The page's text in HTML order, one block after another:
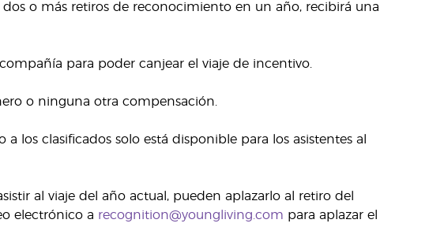
o más retiros de reconocimiento en un año, recibirá una
para poder canjear el viaje de incentivo.
o ninguna otra compensación.
los clasificados solo está disponible para los asistentes al
al viaje del año actual, pueden aplazarlo al retiro del
electrónico a recognition@youngliving.com para aplazar el